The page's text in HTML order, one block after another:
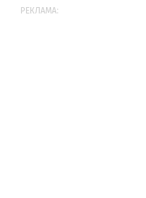
РЕКЛАМА: